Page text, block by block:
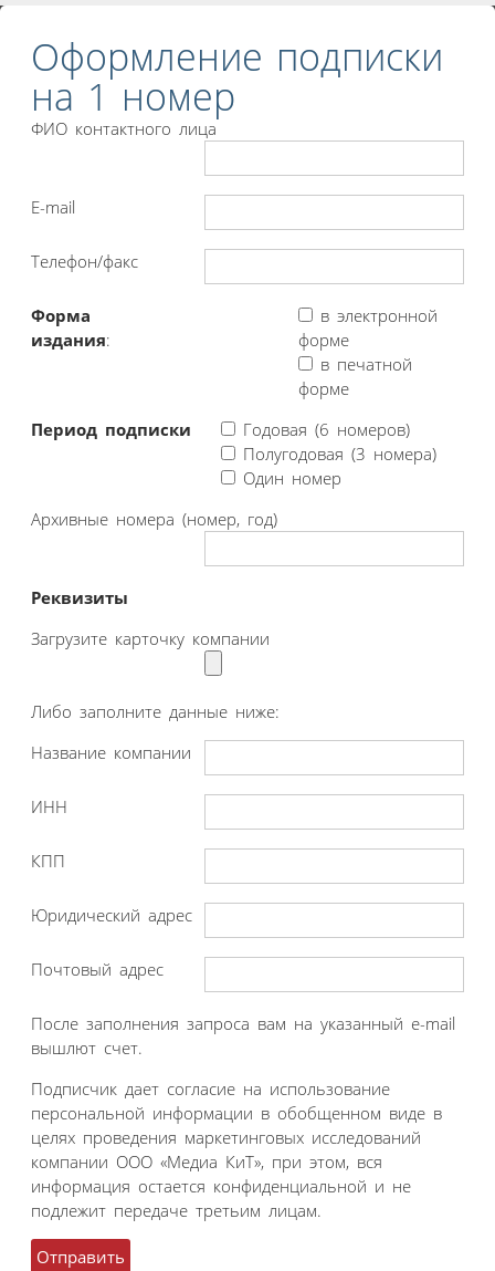
Оформление подписки
на 1 номер
ФИО контактного лица
E-mail
Телефон/факс
Форма
издания:
в электронной
форме
в печатной
форме
Период подписки
Годовая (6 номеров)
Полугодовая (3 номера)
Один номер
Архивные номера (номер, год)
Реквизиты
Загрузите карточку компании
Либо заполните данные ниже:
Название компании
ИНН
КПП
Юридический адрес
Почтовый адрес
После заполнения запроса вам на указанный e-mail
вышлют счет.
Подписчик дает согласие на использование
персональной информации в обобщенном виде в
целях проведения маркетинговых исследований
компании ООО «Медиа КиТ», при этом, вся
информация остается конфиденциальной и не
подлежит передаче третьим лицам.